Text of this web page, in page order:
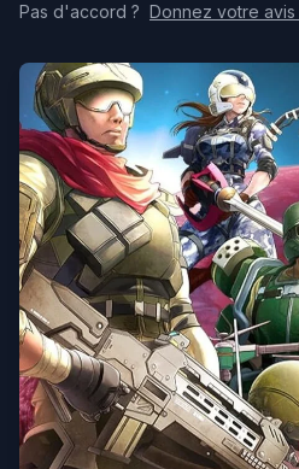
Pas d'accord ? Donnez votre avis